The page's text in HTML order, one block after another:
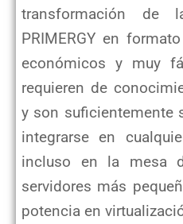
transformación de
PRIMERGY en
económicos y muy
requieren de
y son suficientemente
integrarse en
incluso en la mesa
servidores más
potencia en